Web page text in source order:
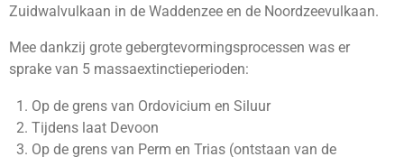
Zuidwalvulkaan in de Waddenzee en de Noordzeevulkaan.
Mee dankzij grote gebergtevormingsprocessen was er
sprake van 5 massaextinctieperioden:
Op de grens van Ordovicium en Siluur
Tijdens laat Devoon
Op de grens van Perm en Trias (ontstaan van de